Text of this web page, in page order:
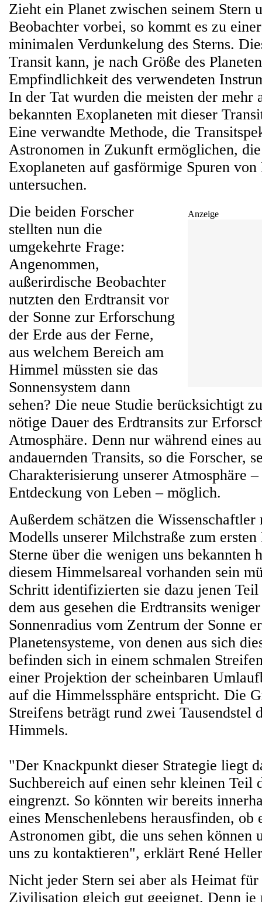
Zieht ein Planet zwischen seinem Stern
Beobachter vorbei, so kommt es zu
minimalen Verdunkelung des Sterns.
Transit kann, je nach Größe des
Empfindlichkeit des verwendeten
In der Tat wurden die meisten der mehr
bekannten Exoplaneten mit dieser
Eine verwandte Methode, die
Astronomen in Zukunft ermöglichen,
Exoplaneten auf gasförmige Spuren von
untersuchen.
Anzeige
Die beiden Forscher
stellten nun die
umgekehrte Frage:
Angenommen,
außerirdische Beobachter
nutzten den Erdtransit vor
der Sonne zur Erforschung
der Erde aus der Ferne,
aus welchem Bereich am
Himmel müssten sie das
Sonnensystem dann
sehen? Die neue Studie berücksichtigt
nötige Dauer des Erdtransits zur
Atmosphäre. Denn nur während eines
andauernden Transits, so die Forscher,
Charakterisierung unserer Atmosphäre
Entdeckung von Leben – möglich.
Außerdem schätzen die
Modells unserer Milchstraße zum
Sterne über die wenigen uns bekannten
diesem Himmelsareal vorhanden sein
Schritt identifizierten sie dazu jenen
dem aus gesehen die Erdtransits
Sonnenradius vom Zentrum der Sonne
Planetensysteme, von denen aus sich
befinden sich in einem schmalen
einer Projektion der scheinbaren
auf die Himmelssphäre entspricht. Die
Streifens beträgt rund zwei Tausendstel
Himmels.
"Der Knackpunkt dieser Strategie liegt
Suchbereich auf einen sehr kleinen Teil
eingrenzt. So könnten wir bereits
eines Menschenlebens herausfinden, ob
Astronomen gibt, die uns sehen können
uns zu kontaktieren", erklärt René
Nicht jeder Stern sei aber als Heimat
Zivilisation gleich gut geeignet. Denn je